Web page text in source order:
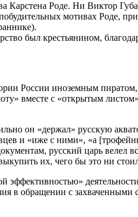
Карстена Роде. Ни Виктор
мотивах Роде,
был крестьянином,
России иноземным
вместе с «открытым
он «держал» русскую
и «иже с ними», «а
русский царь
их, чего бы это ни
в обращении с захваченными